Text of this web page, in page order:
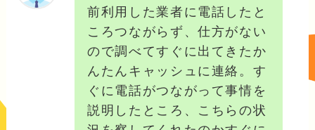
前利用した業者に電話したと
ころつながらず、仕方がない
ので調べてすぐに出てきたか
んたんキャッシュに連絡。す
ぐに電話がつながって事情を
説明したところ、こちらの状